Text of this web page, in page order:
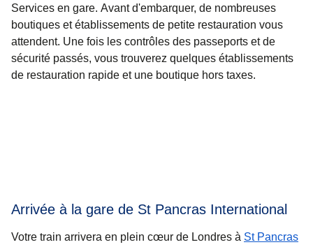
Services en gare. Avant d'embarquer, de nombreuses
boutiques et établissements de petite restauration vous
attendent. Une fois les contrôles des passeports et de
sécurité passés, vous trouverez quelques établissements
de restauration rapide et une boutique hors taxes.
Arrivée à la gare de St Pancras International
Votre train arrivera en plein cœur de Londres à St Pancras